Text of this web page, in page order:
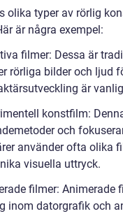
olika typer av rörlig
är några exempel:
filmer: Dessa är
rörliga bilder och ljud
är
konstfilm:
och
använder ofta olika
visuella uttryck.
filmer: Animerade
inom datorgrafik och